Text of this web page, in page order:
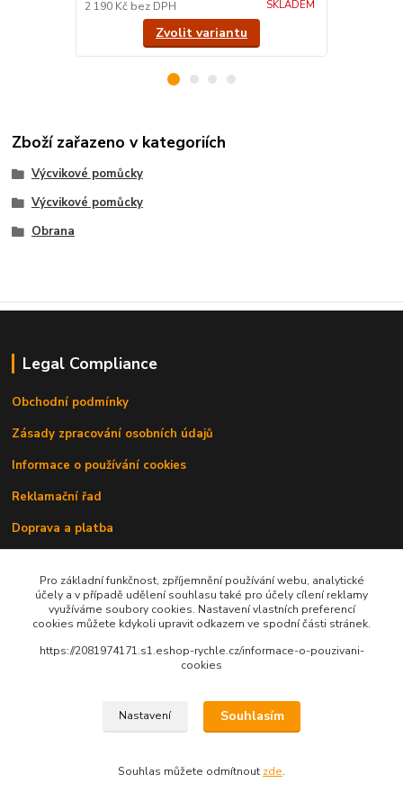
2 190 Kč bez DPH SKLADEM
Zvolit variantu
Zboží zařazeno v kategoriích
Výcvikové pomůcky
Výcvikové pomůcky
Obrana
Legal Compliance
Obchodní podmínky
Zásady zpracování osobních údajů
Informace o používání cookies
Reklamační řad
Doprava a platba
Upravit sběr cookies.
© 2010 - 2026 Avenante s.r.o.
Pro základní funkčnost, zpříjemnění používání webu, analytické
účely a v případě udělení souhlasu také pro účely cílení reklamy
využíváme soubory cookies. Nastavení vlastních preferencí
cookies můžete kdykoli upravit odkazem ve spodní části stránek.
https://2081974171.s1.eshop-rychle.cz/informace-o-pouzivani-
cookies
Nastavení Souhlasím
Souhlas můžete odmítnout zde.